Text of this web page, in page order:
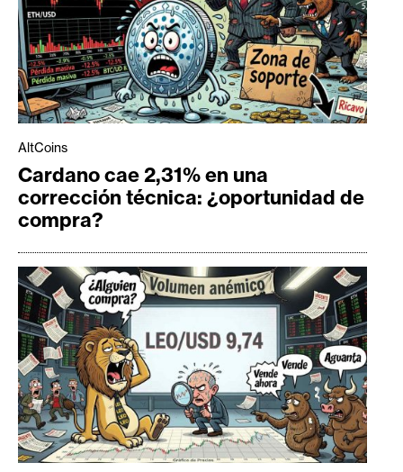
AltCoins
Cardano cae 2,31% en una
corrección técnica: ¿oportunidad de
compra?